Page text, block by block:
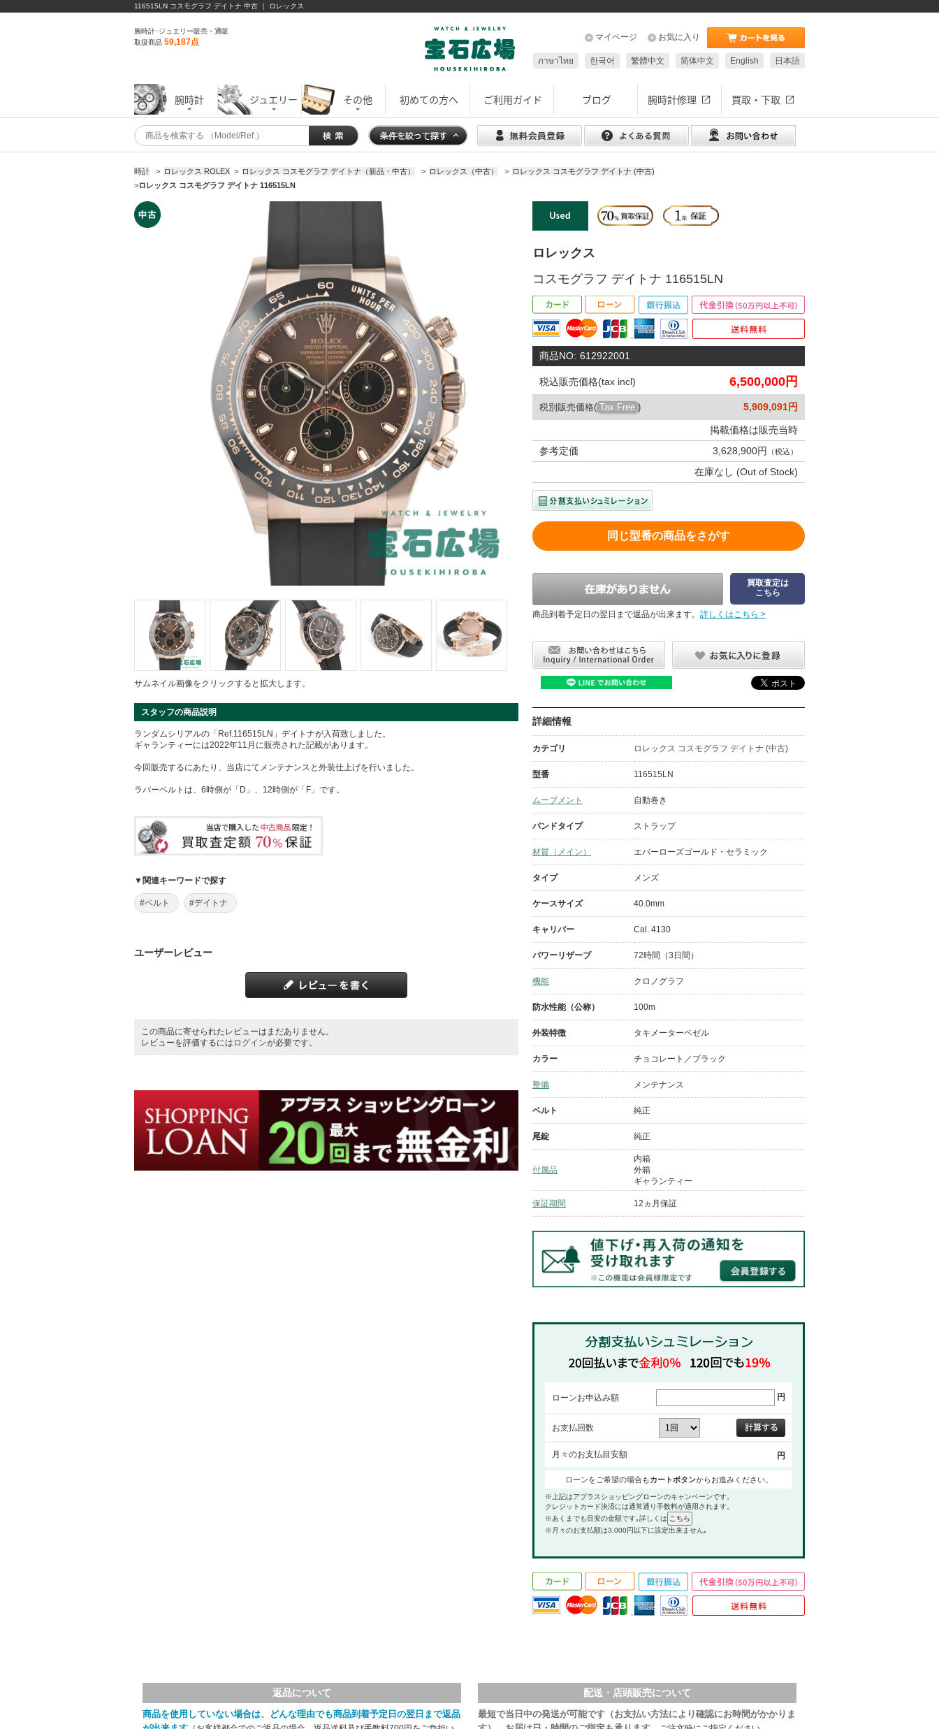
116515LN コスモグラフ デイトナ 中古 ｜ ロレックス
腕時計･ジュエリー販売・通販
取扱商品 59,187点 お気に入り
マイページ
日本語
English
简体中文
繁體中文
한국어
ภาษาไทย
腕時計 ジュエリー その他 初めての方へ ご利用ガイド ブログ 腕時計修理 買取・下取
時計 > ロレックス ROLEX > ロレックス コスモグラフ デイトナ（新品・中古） > ロレックス（中古） >
ロレックス コスモグラフ デイトナ (中古)
>ロレックス コスモグラフ デイトナ 116515LN
サムネイル画像をクリックすると拡大します。
スタッフの商品説明
ランダムシリアルの「Ref.116515LN」デイトナが入荷致しました。
ギャランティーには2022年11月に販売された記載があります。
今回販売するにあたり、当店にてメンテナンスと外装仕上げを行いました。
ラバーベルトは、6時側が「D」、12時側が「F」です。
▼関連キーワードで探す
#ベルト #デイトナ
ユーザーレビュー
この商品に寄せられたレビューはまだありません。
レビューを評価するには ログインが必要です。
ロレックス
コスモグラフ デイトナ 116515LN
商品NO: 612922001
税込販売価格(tax incl) 6,500,000円
税別販売価格( Tax Free ) 5,909,091円
掲載価格は販売当時
参考定価
3,628,900円 （税込）
在庫なし (Out of Stock)
同じ型番の商品をさがす
買取査定は
こちら
商品到着予定日の翌日まで返品が出来ます。 詳しくはこちら >
詳細情報
カテゴリ ロレックス コスモグラフ デイトナ (中古)
型番 116515LN
ムーブメント 自動巻き
バンドタイプ ストラップ
材質（メイン） エバーローズゴールド・セラミック
タイプ メンズ
ケースサイズ 40.0mm
キャリバー Cal. 4130
パワーリザーブ 72時間（3日間）
機能 クロノグラフ
防水性能（公称） 100m
外装特徴 タキメーターベゼル
カラー チョコレート／ブラック
整備 メンテナンス
ベルト 純正
尾錠 純正
付属品
内箱
外箱
ギャランティー
保証期間 12ヵ月保証
ローンお申込み額 円
お支払回数
月々のお支払目安額 円
ローンをご希望の場合もカートボタンからお進みください。
※上記はアプラスショッピングローンのキャンペーンです。
クレジットカード決済には通常通り手数料が適用されます。
※あくまでも目安の金額です｡詳しくは
※月々のお支払額は3,000円以下に設定出来ません｡
返品について
商品を使用していない場合は、どんな理由でも商品到着予定日の翌日まで返品
配送・店頭販売について
最短で当日中の発送が可能です（お支払い方法により確認にお時間がかかりま